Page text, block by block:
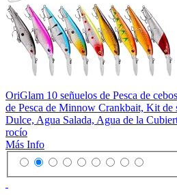
OriGlam 10 señuelos de Pesca de
de Pesca de Minnow Crankbait, Kit de
Dulce, Agua Salada, Agua de la
rocío
Más Info